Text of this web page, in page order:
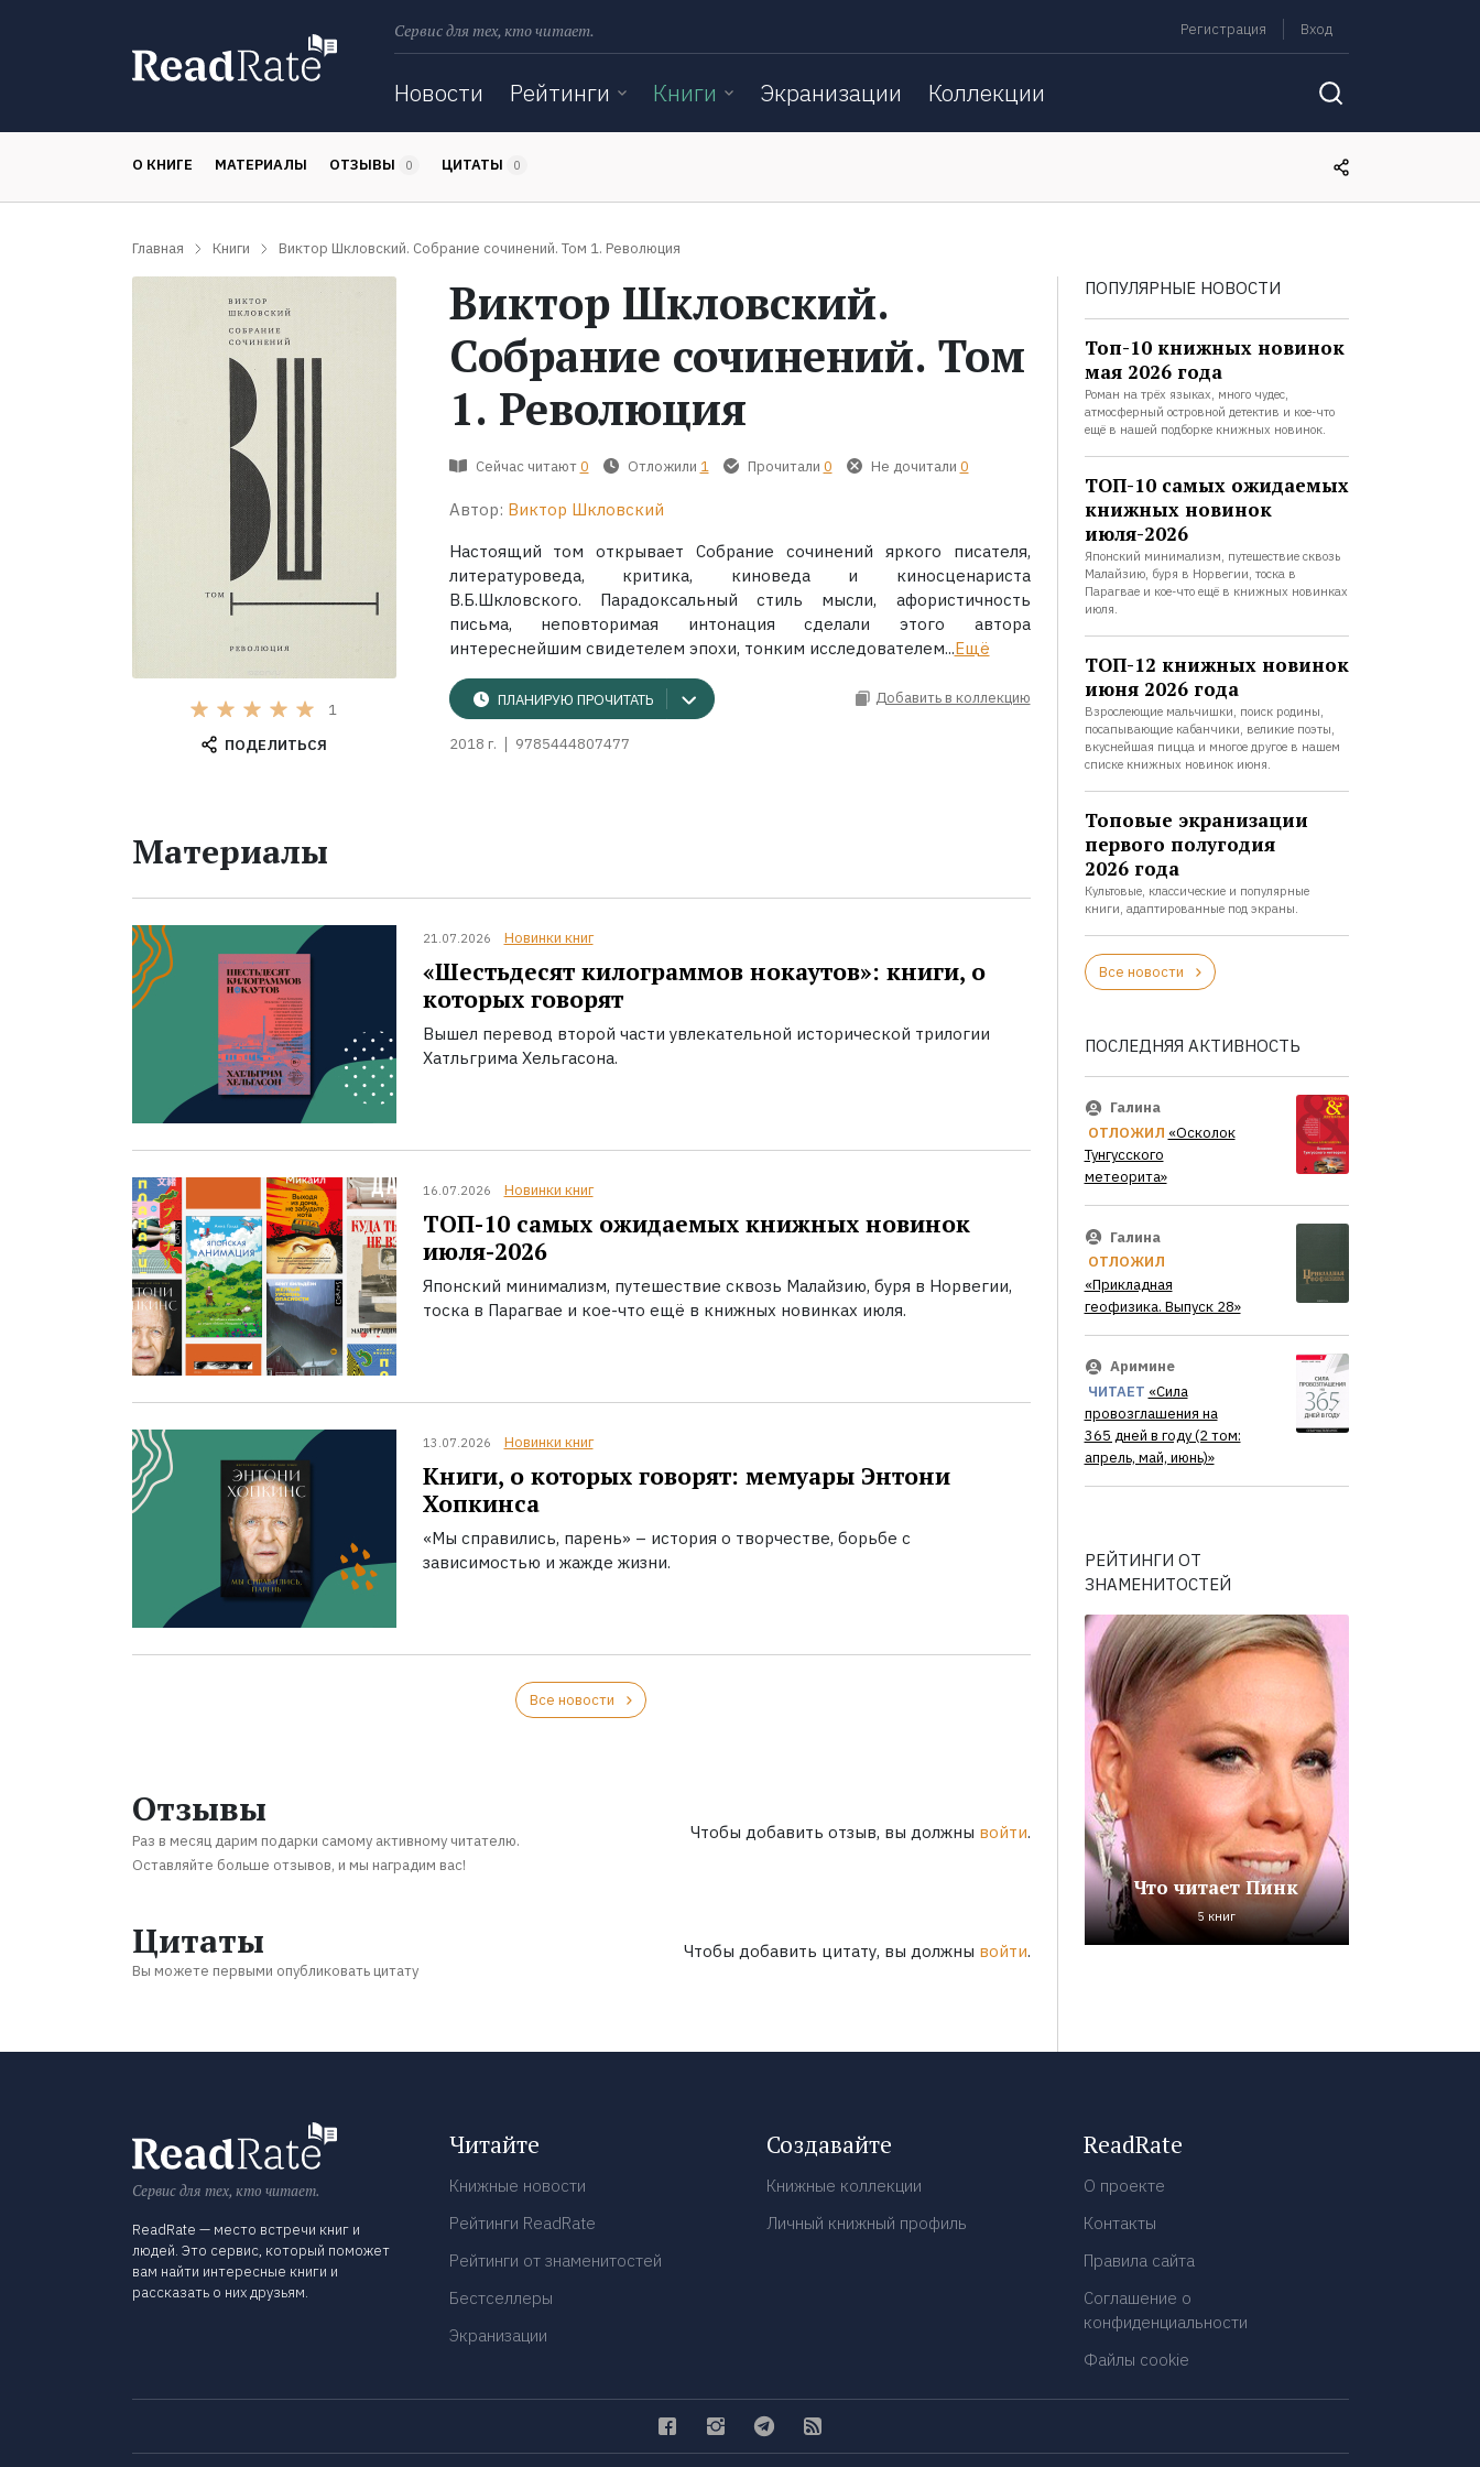
Сервис для тех, кто читает. Регистрация Вход
Новости Рейтинги Книги Экранизации Коллекции
О КНИГЕ МАТЕРИАЛЫ ОТЗЫВЫ 0 ЦИТАТЫ 0
Главная Книги Виктор Шкловский. Собрание сочинений. Том 1. Революция
1
ПОДЕЛИТЬСЯ
Виктор Шкловский.
Собрание сочинений. Том
1. Революция
Сейчас читают 0 Отложили 1 Прочитали 0 Не дочитали 0
Автор: Виктор Шкловский
Настоящий том открывает Собрание сочинений яркого писателя,
литературоведа, критика, киноведа и киносценариста
В.Б.Шкловского. Парадоксальный стиль мысли, афористичность
письма, неповторимая интонация сделали этого автора
интереснейшим свидетелем эпохи, тонким исследователем...Ещё
ПЛАНИРУЮ ПРОЧИТАТЬ Добавить в коллекцию
2018 г. 9785444807477
Материалы
21.07.2026 Новинки книг
«Шестьдесят килограммов нокаутов»: книги, о
которых говорят
Вышел перевод второй части увлекательной исторической трилогии
Хатльгрима Хельгасона.
16.07.2026 Новинки книг
ТОП-10 самых ожидаемых книжных новинок
июля-2026
Японский минимализм, путешествие сквозь Малайзию, буря в Норвегии,
тоска в Парагвае и кое-что ещё в книжных новинках июля.
13.07.2026 Новинки книг
Книги, о которых говорят: мемуары Энтони
Хопкинса
«Мы справились, парень» – история о творчестве, борьбе с
зависимостью и жажде жизни.
Все новости
Отзывы
Раз в месяц дарим подарки самому активному читателю.
Оставляйте больше отзывов, и мы наградим вас!
Чтобы добавить отзыв, вы должны войти.
Цитаты
Вы можете первыми опубликовать цитату
Чтобы добавить цитату, вы должны войти.
ПОПУЛЯРНЫЕ НОВОСТИ
Топ-10 книжных новинок
мая 2026 года
Роман на трёх языках, много чудес,
атмосферный островной детектив и кое-что
ещё в нашей подборке книжных новинок.
ТОП-10 самых ожидаемых
книжных новинок
июля-2026
Японский минимализм, путешествие сквозь
Малайзию, буря в Норвегии, тоска в
Парагвае и кое-что ещё в книжных новинках
июля.
ТОП-12 книжных новинок
июня 2026 года
Взрослеющие мальчишки, поиск родины,
посапывающие кабанчики, великие поэты,
вкуснейшая пицца и многое другое в нашем
списке книжных новинок июня.
Топовые экранизации
первого полугодия
2026 года
Культовые, классические и популярные
книги, адаптированные под экраны.
Все новости
ПОСЛЕДНЯЯ АКТИВНОСТЬ
Галина
ОТЛОЖИЛ «Осколок
Тунгусского
метеорита»
Галина
ОТЛОЖИЛ
«Прикладная
геофизика. Выпуск 28»
Аримине
ЧИТАЕТ «Сила
провозглашения на
365 дней в году (2 том:
апрель, май, июнь)»
РЕЙТИНГИ ОТ
ЗНАМЕНИТОСТЕЙ
Что читает Пинк
5 книг
Сервис для тех, кто читает.
ReadRate — место встречи книг и
людей. Это сервис, который поможет
вам найти интересные книги и
рассказать о них друзьям.
Читайте
Книжные новости
Рейтинги ReadRate
Рейтинги от знаменитостей
Бестселлеры
Экранизации
Создавайте
Книжные коллекции
Личный книжный профиль
ReadRate
О проекте
Контакты
Правила сайта
Соглашение о
конфиденциальности
Файлы cookie